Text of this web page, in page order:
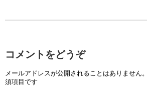
コメントをどうぞ
メールアドレスが公開されることはありません。
須項目です